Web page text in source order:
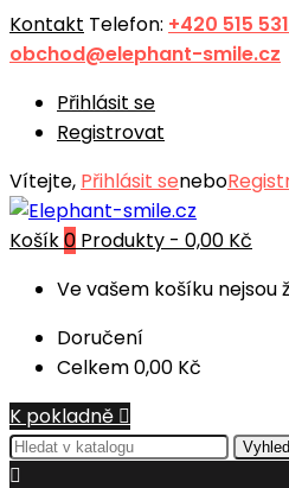
Kontakt Telefon: +420 515
obchod@elephant-smile.cz
Přihlásit se
Registrovat
Vítejte, Přihlásit senebo
Košík0 Produkty - 0,00 Kč
Ve vašem košíku nejsou
Doručení
Celkem0,00 Kč
K pokladně 
